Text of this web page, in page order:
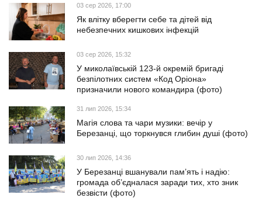
03 сер 2026, 17:00
Як влітку вберегти себе та дітей від
небезпечних кишкових інфекцій
03 сер 2026, 15:32
У миколаївській 123-й окремій бригаді
безпілотних систем «Код Оріона»
призначили нового командира (фото)
31 лип 2026, 15:34
Магія слова та чари музики: вечір у
Березанці, що торкнувся глибин душі (фото)
30 лип 2026, 14:36
У Березанці вшанували пам’ять і надію:
громада об’єдналася заради тих, хто зник
безвісти (фото)